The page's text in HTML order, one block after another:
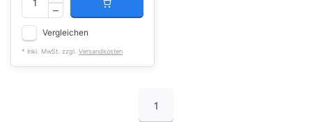
Vergleichen
* Inkl. MwSt. zzgl. Versandkosten
1